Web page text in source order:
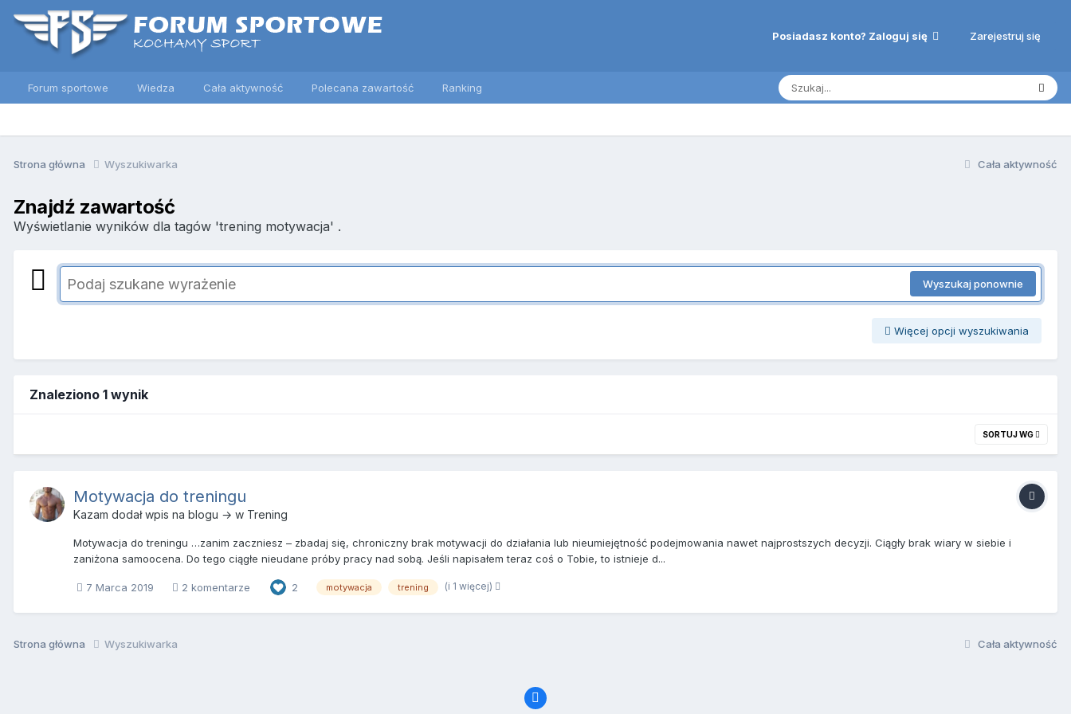
Posiadasz konto? Zaloguj się Zarejestruj się
Forum sportowe Wiedza Cała aktywność Polecana zawartość Ranking
Cała aktywność
Strona główna Wyszukiwarka
Znajdź zawartość
Wyświetlanie wyników dla tagów 'trening motywacja' .
Wyszukaj ponownie
Więcej opcji wyszukiwania
Znaleziono 1 wynik
SORTUJ WG
Motywacja do treningu
Kazam dodał wpis na blogu → w Trening
Motywacja do treningu …zanim zaczniesz – zbadaj się, chroniczny brak motywacji do działania lub nieumiejętność podejmowania nawet najprostszych decyzji. Ciągły brak wiary w siebie i
zaniżona samoocena. Do tego ciągłe nieudane próby pracy nad sobą. Jeśli napisałem teraz coś o Tobie, to istnieje d...
7 Marca 2019 2 komentarze 2 motywacja trening (i 1 więcej)
Cała aktywność
Strona główna Wyszukiwarka